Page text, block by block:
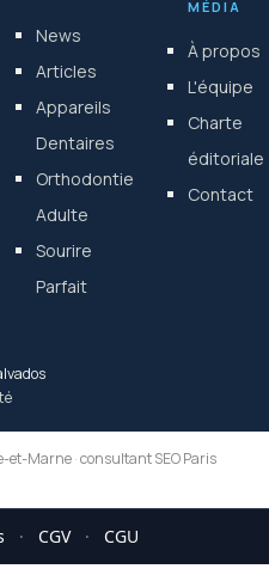
News
Articles
Appareils
Dentaires
Orthodontie
Adulte
Sourire
Parfait
MÉDIA
À propos
L'équipe
Charte
éditoriale
Contact
et-Marne·consultant SEO Paris
· CGV · CGU